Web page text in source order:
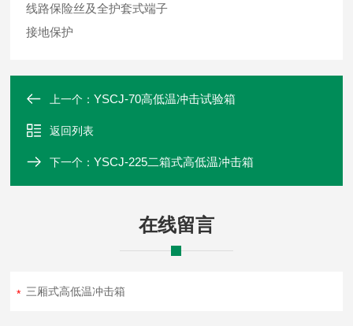
线路保险丝及全护套式端子
接地保护
上一个：YSCJ-70高低温冲击试验箱
返回列表
下一个：YSCJ-225二箱式高低温冲击箱
在线留言